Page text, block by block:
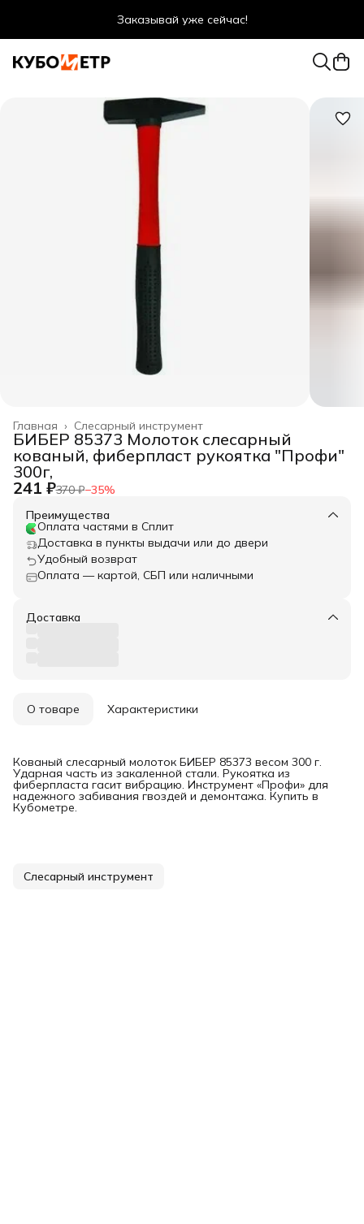
Заказывай уже сейчас!
Оптовые цены даже для физ. лиц
Слесарный инструмент
Главная ›
БИБЕР 85373 Молоток слесарный
кованый, фиберпласт рукоятка "Профи"
300г,
241 ₽370 ₽−35%
Преимущества
Оплата частями в Сплит
Доставка в пункты выдачи или до двери
Удобный возврат
Оплата — картой, СБП или наличными
Доставка
О товаре Характеристики
Кованый слесарный молоток БИБЕР 85373 весом 300 г.
Ударная часть из закаленной стали. Рукоятка из
фиберпласта гасит вибрацию. Инструмент «Профи» для
надежного забивания гвоздей и демонтажа. Купить в
Кубометре.
Слесарный инструмент